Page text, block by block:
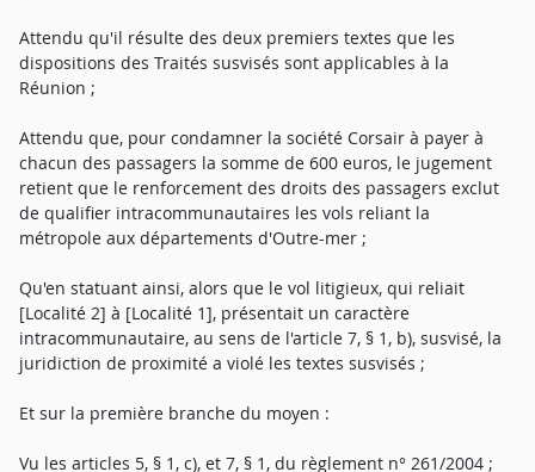
Attendu qu'il résulte des deux premiers textes que les
dispositions des Traités susvisés sont applicables à la
Réunion ;
Attendu que, pour condamner la société Corsair à payer à
chacun des passagers la somme de 600 euros, le jugement
retient que le renforcement des droits des passagers exclut
de qualifier intracommunautaires les vols reliant la
métropole aux départements d'Outre-mer ;
Qu'en statuant ainsi, alors que le vol litigieux, qui reliait
[Localité 2] à [Localité 1], présentait un caractère
intracommunautaire, au sens de l'article 7, § 1, b), susvisé, la
juridiction de proximité a violé les textes susvisés ;
Et sur la première branche du moyen :
Vu les articles 5, § 1, c), et 7, § 1, du règlement n° 261/2004 ;